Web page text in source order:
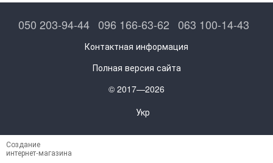
050 203-94-44 096 166-63-62 063 100-14-43
Контактная информация
Полная версия сайта
© 2017—2026
Укр
Создание
интернет-магазина